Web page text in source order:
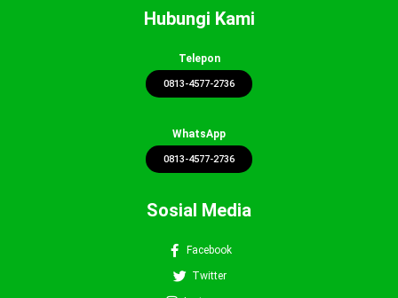
Hubungi Kami
Telepon
0813-4577-2736
WhatsApp
0813-4577-2736
Sosial Media
Facebook
Twitter